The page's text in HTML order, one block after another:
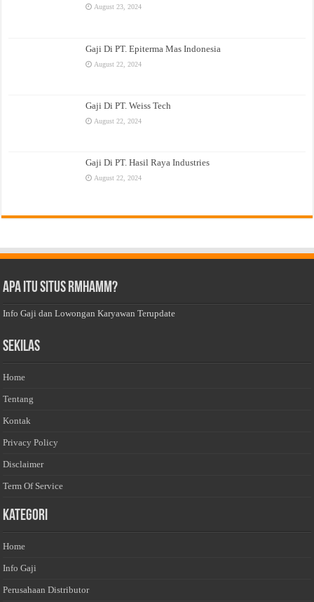
August 23, 2024
Gaji Di PT. Epiterma Mas Indonesia
August 22, 2024
Gaji Di PT. Weiss Tech
August 22, 2024
Gaji Di PT. Hasil Raya Industries
August 22, 2024
Apa Itu Situs Rmhamm?
Info Gaji dan Lowongan Karyawan Terupdate
Sekilas
Home
Tentang
Kontak
Privacy Policy
Disclaimer
Term Of Service
Kategori
Home
Info Gaji
Perusahaan Distributor